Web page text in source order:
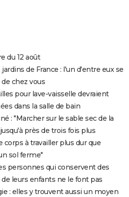
du 12 août
de France : l'un d'entre eux se
chez vous
pour lave-vaisselle devraient
dans la salle de bain
: "Marcher sur le sable sec de la
près de trois fois plus
corps à travailler plus dur que
sol ferme"
personnes qui conservent des
leurs enfants ne le font pas
: elles y trouvent aussi un moyen